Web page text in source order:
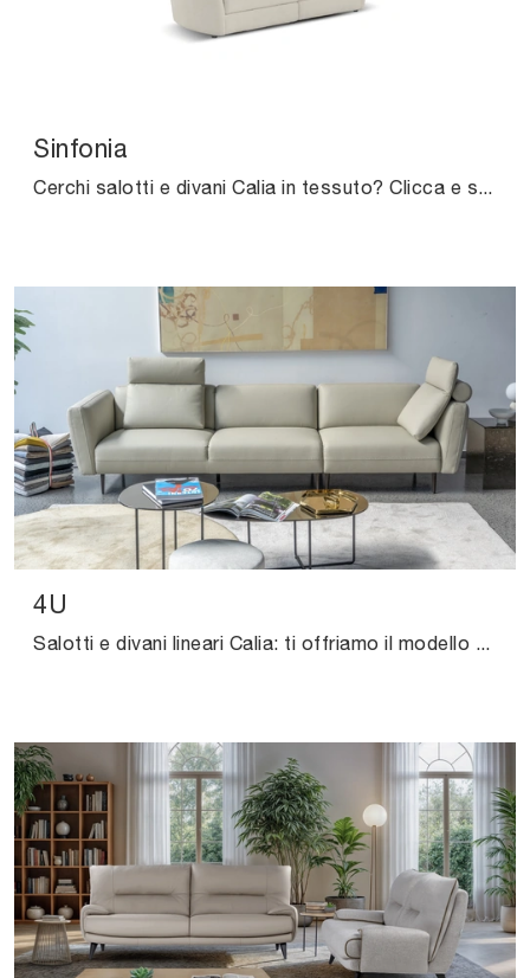
Sinfonia
Cerchi salotti e divani Calia in tessuto? Clicca e scopri di più sul modello Sinfonia per spazi moderni.
4U
Salotti e divani lineari Calia: ti offriamo il modello 4U in pelle per impreziosire il soggiorno.